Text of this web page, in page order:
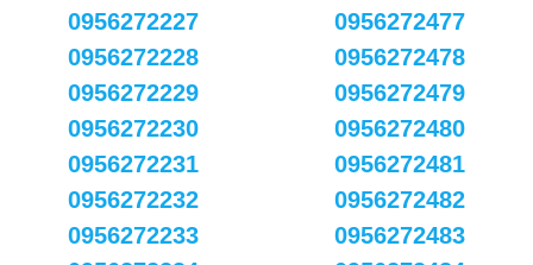
0956272227
0956272228
0956272229
0956272230
0956272231
0956272232
0956272233
0956272477
0956272478
0956272479
0956272480
0956272481
0956272482
0956272483